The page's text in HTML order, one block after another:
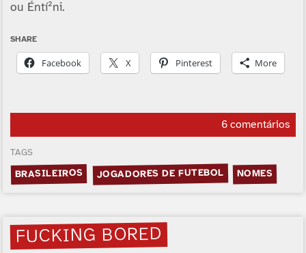
ou Éntí²ni.
SHARE
Facebook X Pinterest More
6 comentários
TAGS
BRASILEIROS JOGADORES DE FUTEBOL NOMES
FUCKING BORED